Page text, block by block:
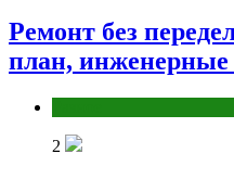
Ремонт без
план, инженерные
2